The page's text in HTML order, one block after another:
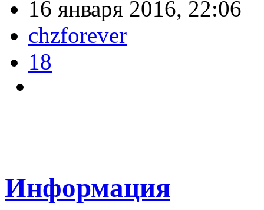
16 января 2016, 22:06
chzforever
18
Информация